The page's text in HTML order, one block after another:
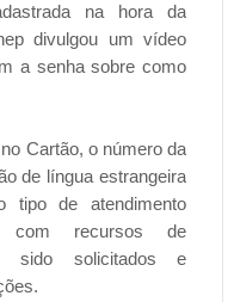
na hora da
divulgou um vídeo
a senha sobre como
Cartão, o número da
de língua estrangeira
tipo de atendimento
com recursos de
sido solicitados e